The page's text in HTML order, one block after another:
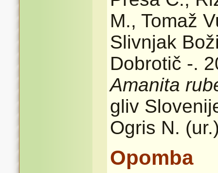
M., Tomaž
Slivnjak
Dobrotič -.
Amanita
gliv
Ogris N.
Opomba